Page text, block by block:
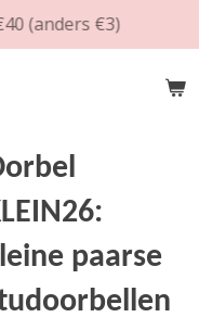
(anders €3)
paarse